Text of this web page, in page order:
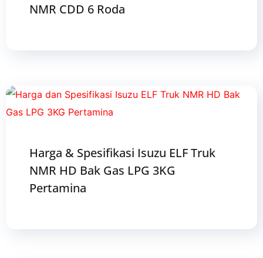
NMR CDD 6 Roda
Harga & Spesifikasi Isuzu ELF Truk
NMR HD Bak Gas LPG 3KG
Pertamina